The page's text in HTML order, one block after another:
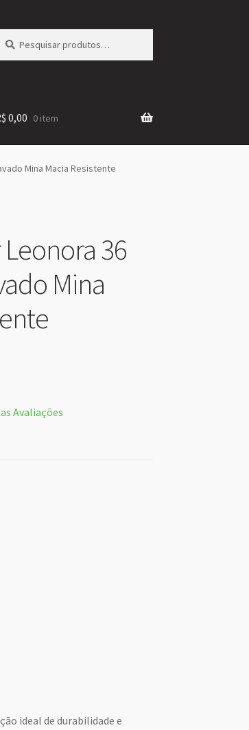
por:
0,00 0 item
Mina Macia Resistente
36
Mina
Avaliações
ideal de durabilidade e